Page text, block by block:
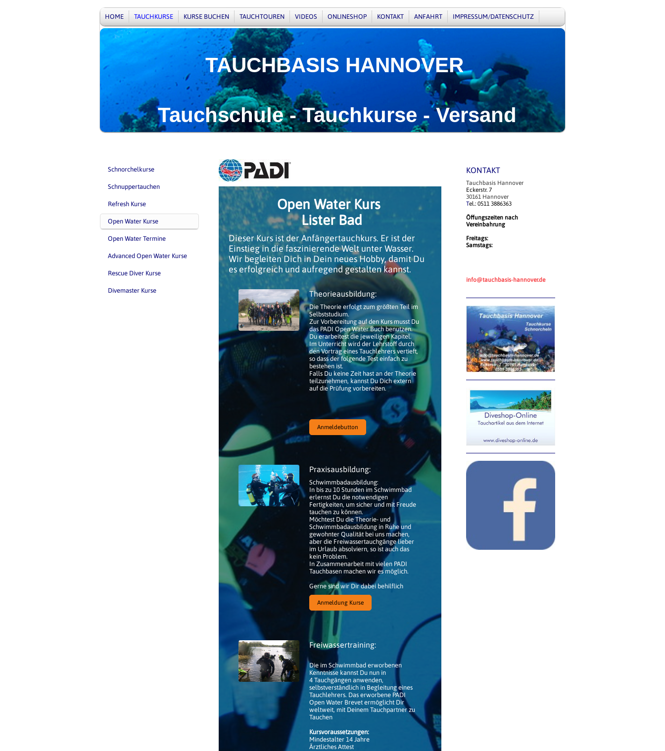
HOME TAUCHKURSE KURSE BUCHEN TAUCHTOUREN VIDEOS ONLINESHOP KONTAKT ANFAHRT IMPRESSUM/DATENSCHUTZ
TAUCHBASIS HANNOVER
Tauchschule - Tauchkurse - Versand
Schnorchelkurse
Schnuppertauchen
Refresh Kurse
Open Water Kurse
Open Water Termine
Advanced Open Water Kurse
Rescue Diver Kurse
Divemaster Kurse
Open Water Kurs
Lister Bad
Dieser Kurs ist der Anfängertauchkurs. Er ist der
Einstieg in die faszinierende Welt unter Wasser.
Wir begleiten Dich in Dein neues Hobby, damit Du
es erfolgreich und aufregend gestalten kannst.
Theorieausbildung:
Die Theorie erfolgt zum größten Teil im
Selbststudium.
Zur Vorbereitung auf den Kurs musst Du
das PADI Open Water Buch benutzen.
Du erarbeitest die jeweiligen Kapitel.
Im Unterricht wird der Lehrstoff durch
den Vortrag eines Tauchlehrers vertieft,
so dass der folgende Test einfach zu
bestehen ist.
Falls Du keine Zeit hast an der Theorie
teilzunehmen, kannst Du Dich extern
auf die Prüfung vorbereiten.
Anmeldebutton
Praxisausbildung:
Schwimmbadausbildung:
In bis zu 10 Stunden im Schwimmbad
erlernst Du die notwendigen
Fertigkeiten, um sicher und mit Freude
tauchen zu können.
Möchtest Du die Theorie- und
Schwimmbadausbildung in Ruhe und
gewohnter Qualität bei uns machen,
aber die Freiwassertauchgänge lieber
im Urlaub absolviern, so ist auch das
kein Problem.
In Zusammenarbeit mit vielen PADI
Tauchbasen machen wir es möglich.
Gerne sind wir Dir dabei behilflich
Anmeldung Kurse
Freiwassertraining:
Die im Schwimmbad erworbenen
Kenntnisse kannst Du nun in
4 Tauchgängen anwenden,
selbstverständlich in Begleitung eines
Tauchlehrers. Das erworbene PADI
Open Water Brevet ermöglicht Dir
weltweit, mit Deinem Tauchpartner zu
Tauchen
Kursvoraussetzungen:
Mindestalter 14 Jahre
Ärztliches Attest
KONTAKT
Tauchbasis Hannover
Eckerstr. 7
30161 Hannover
Tel.: 0511 3886363
Öffungszeiten nach
Vereinbahrung
Freitags:
Samstags:
info@tauchbasis-hannover.de